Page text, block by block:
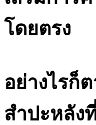
โดยตรง
อย่างไรก็
สำปะหลัง